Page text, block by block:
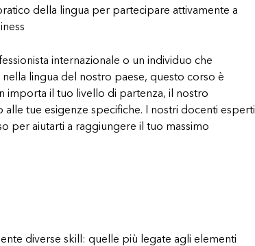
della lingua per partecipare attivamente a
internazionale o un individuo che
lingua del nostro paese, questo corso è
importa il tuo livello di partenza, il nostro
tue esigenze specifiche. I nostri docenti esperti
per aiutarti a raggiungere il tuo massimo
diverse skill: quelle più legate agli elementi